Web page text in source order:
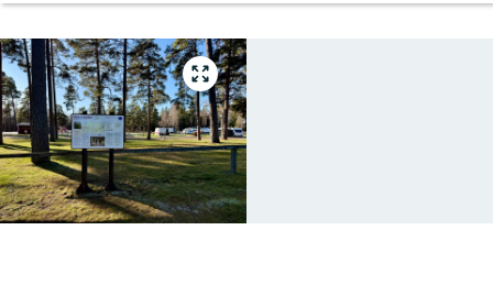
Gå
till
helskärmsläge